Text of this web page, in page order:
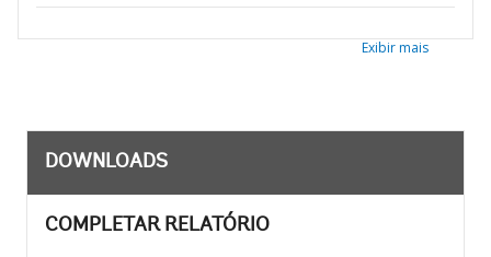
Exibir mais
DOWNLOADS
COMPLETAR RELATÓRIO